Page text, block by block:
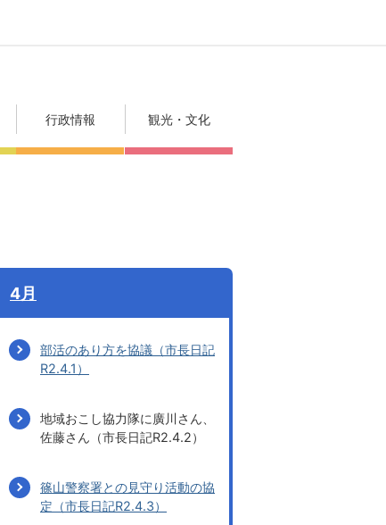
行政情報 観光・文化
4月
部活のあり方を協議（市長日記
R2.4.1）
地域おこし協力隊に廣川さん、
佐藤さん（市長日記R2.4.2）
篠山警察署との見守り活動の協
定（市長日記R2.4.3）